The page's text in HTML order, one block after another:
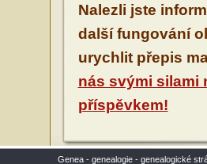
Nalezli jste
další fungování
urychlit přepis
nás svými silami
příspěvkem!
Genea - genealogie - genealogické